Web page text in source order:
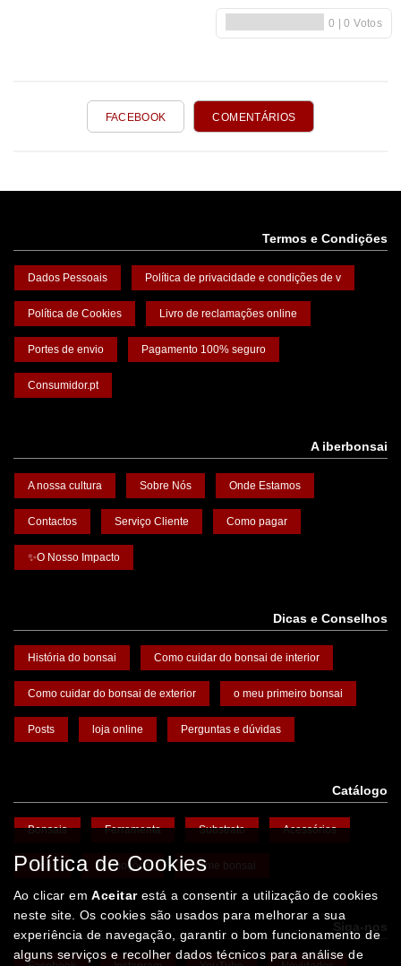
FACEBOOK COMENTÁRIOS
Termos e Condições
Dados Pessoais Política de privacidade e condições de v
Política de Cookies Livro de reclamações online
Portes de envio Pagamento 100% seguro
Consumidor.pt
A iberbonsai
A nossa cultura Sobre Nós Onde Estamos
Contactos Serviço Cliente Como pagar
✨O Nosso Impacto
Dicas e Conselhos
História do bonsai Como cuidar do bonsai de interior
Como cuidar do bonsai de exterior o meu primeiro bonsai
Posts loja online Perguntas e dúvidas
Catálogo
Bonsais Ferramenta Substrato Acessórios
Vasos Promoções Arame bonsai
Siga-nos
Política de Cookies
Ao clicar emAceitarestá a consentir a utilização de cookies
neste site. Os cookies são usados para melhorar a sua
experiência de navegação, garantir o bom funcionamento de
alguns serviços e recolher dados técnicos para análise de